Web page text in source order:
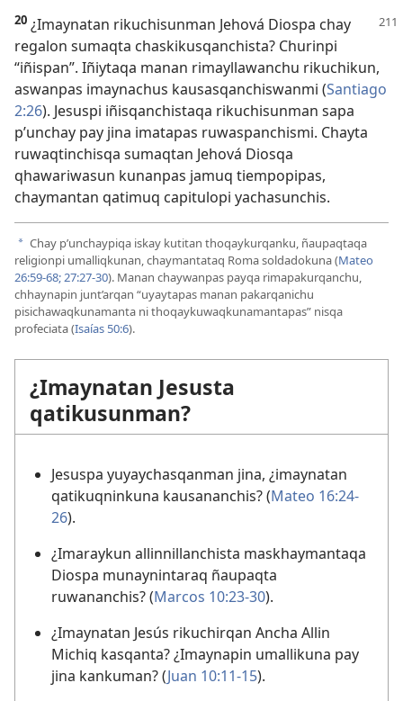
20 ¿Imaynatan rikuchisunman Jehová Diospa chay
regalon sumaqta chaskikusqanchista? Churinpi
“iñispan”. Iñiytaqa manan rimayllawanchu rikuchikun,
aswanpas imaynachus kausasqanchiswanmi (Santiago
2:26). Jesuspi iñisqanchistaqa rikuchisunman sapa
p’unchay pay jina imatapas ruwaspanchismi. Chayta
ruwaqtinchisqa sumaqtan Jehová Diosqa
qhawariwasun kunanpas jamuq tiempopipas,
chaymantan qatimuq capitulopi yachasunchis.
a Chay p’unchaypiqa iskay kutitan thoqaykurqanku, ñaupaqtaqa
religionpi umalliqkunan, chaymantataq Roma soldadokuna (Mateo
26:59-68;27:27-30). Manan chaywanpas payqa rimapakurqanchu,
chhaynapin junt’arqan “uyaytapas manan pakarqanichu
pisichawaqkunamanta ni thoqaykuwaqkunamantapas” nisqa
profeciata (Isaías 50:6).
¿Imaynatan Jesusta
qatikusunman?
Jesuspa yuyaychasqanman jina, ¿imaynatan
qatikuqninkuna kausananchis? (Mateo 16:24-
26).
¿Imaraykun allinnillanchista maskhaymantaqa
Diospa munaynintaraq ñaupaqta
ruwananchis? (Marcos 10:23-30).
¿Imaynatan Jesús rikuchirqan Ancha Allin
Michiq kasqanta? ¿Imaynapin umallikuna pay
jina kankuman? (Juan 10:11-15).